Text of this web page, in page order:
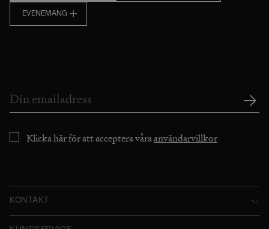
EVENEMANG
Klicka här för att acceptera våraanvändarvillkor
KONTAKT